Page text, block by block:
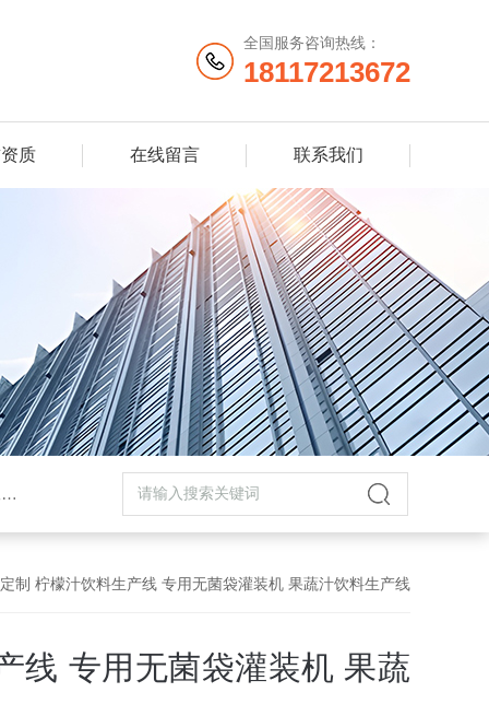
全国服务咨询热线：
18117213672
质 在线留言 联系我们
制 柠檬汁饮料生产线 专用无菌袋灌装机 果蔬汁饮料生产线
线 专用无菌袋灌装机 果蔬